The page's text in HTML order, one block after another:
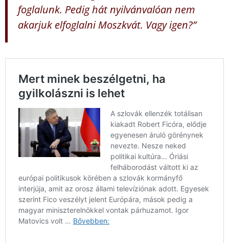
foglalunk. Pedig hát nyilvánvalóan nem
akarjuk elfoglalni Moszkvát. Vagy igen?”